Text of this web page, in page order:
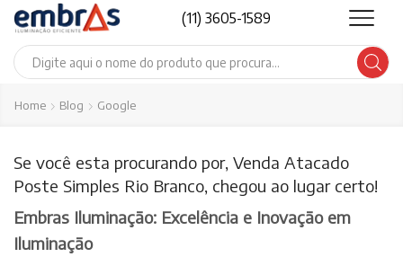
(11) 3605-1589
Search
Home Blog Google
Se você esta procurando por, Venda Atacado
Poste Simples Rio Branco, chegou ao lugar certo!
Embras Iluminação: Excelência e Inovação em
Iluminação